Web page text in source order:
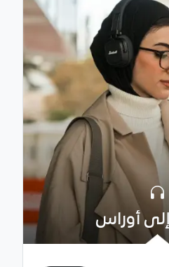
أوراس